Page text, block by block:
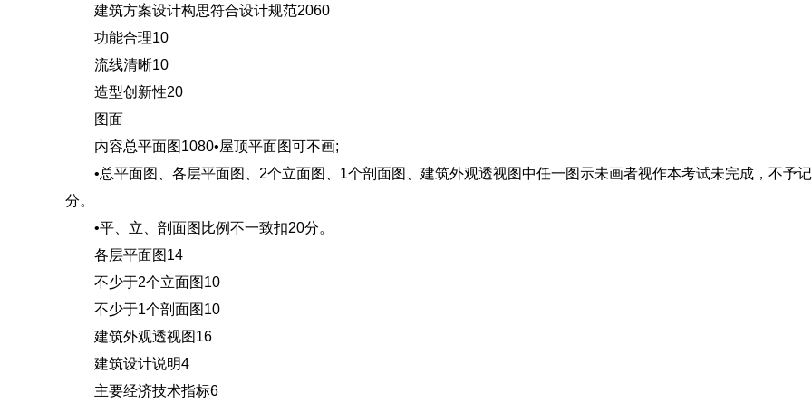
建筑方案设计构思符合设计规范2060
功能合理10
流线清晰10
造型创新性20
图面
内容总平面图1080•屋顶平面图可不画;
•总平面图、各层平面图、2个立面图、1个剖面图、建筑外观透视图中任一图示未画者视作本考试未完成，不予
分。
•平、立、剖面图比例不一致扣20分。
各层平面图14
不少于2个立面图10
不少于1个剖面图10
建筑外观透视图16
建筑设计说明4
主要经济技术指标6